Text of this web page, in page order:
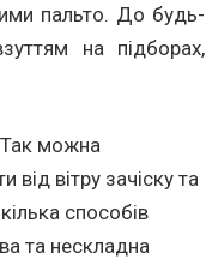
пальто. До будь-
на підборах,
Так можна
вітру зачіску та
способів
та нескладна